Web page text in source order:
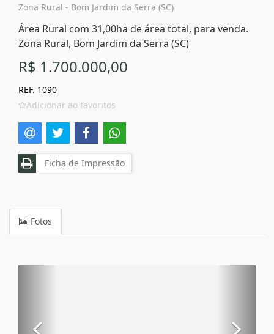
Zona Rural - Bom Jardim da Serra (SC)
Área Rural com 31,00ha de área total, para venda.
Zona Rural, Bom Jardim da Serra (SC)
R$ 1.700.000,00
REF. 1090
Adicionar ao favoritos
Ficha de Impressão
Fotos